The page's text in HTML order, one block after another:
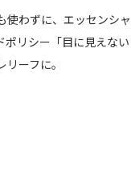
使わずに、エッセンシャ
ポリシー「目に見えない
ーフに。